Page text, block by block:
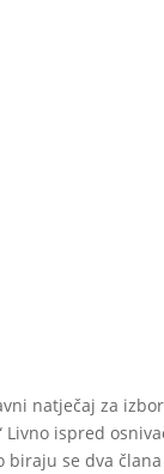
natječaj za
Livno ispred
biraju se dva